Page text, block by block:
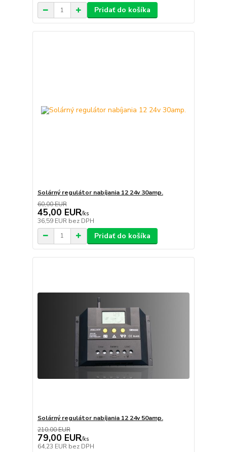
Pridať do košíka
Solárný regulátor nabíjania 12 24v 30amp.
60,00 EUR
45,00 EUR/ks
36,59 EUR bez DPH
Pridať do košíka
Solárný regulátor nabíjania 12 24v 50amp.
210,00 EUR
79,00 EUR/ks
64,23 EUR bez DPH